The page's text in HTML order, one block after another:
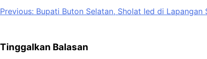
Navigasi
Previous: Bupati Buton Selatan, Sholat Ied di Lapangan
Tinggalkan Balasan